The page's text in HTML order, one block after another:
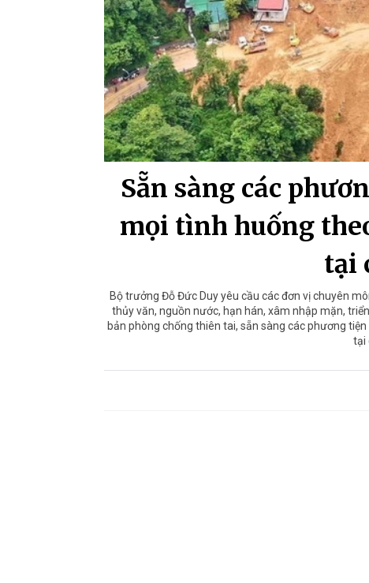
Sẵn sàng các
mọi tình huống
tại
Bộ trưởng Đỗ Đức Duy yêu cầu các đơn vị chuyên
thủy văn, nguồn nước, hạn hán, xâm nhập mặn,
bản phòng chống thiên tai, sẵn sàng các phương
tại